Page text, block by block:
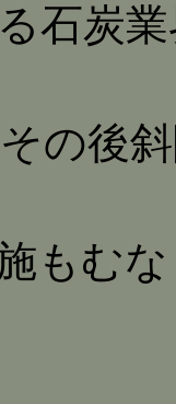
石炭
の後
もむ